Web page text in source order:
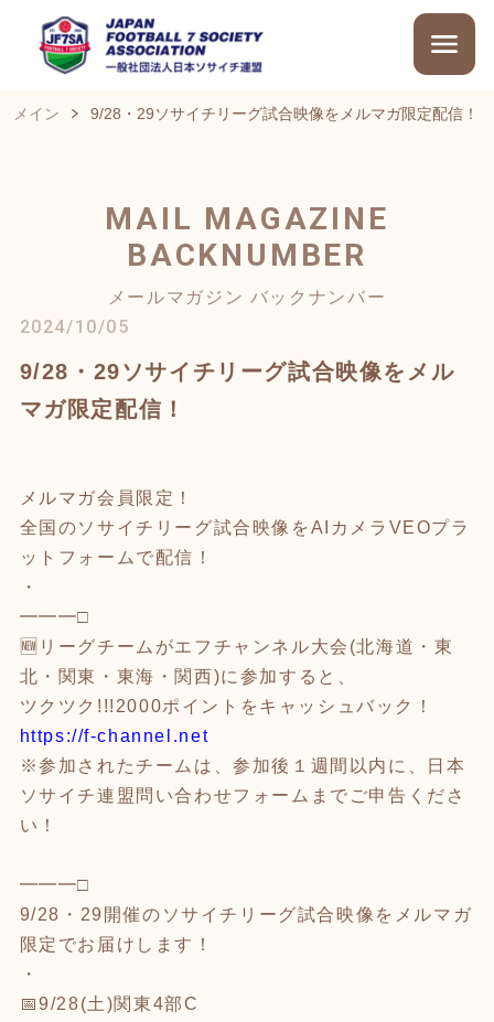
メイン 9/28・29ソサイチリーグ試合映像をメルマガ限定配信！
MAIL MAGAZINE
BACKNUMBER
メールマガジン バックナンバー
2024/10/05
9/28・29ソサイチリーグ試合映像をメル
マガ限定配信！
メルマガ会員限定！
全国のソサイチリーグ試合映像をAIカメラVEOプラ
ットフォームで配信！
・
━━━□
🆕リーグチームがエフチャンネル大会(北海道・東
北・関東・東海・関西)に参加すると、
ツクツク!!!2000ポイントをキャッシュバック！
https://f-channel.net
※参加されたチームは、参加後１週間以内に、日本
ソサイチ連盟問い合わせフォームまでご申告くださ
い！
━━━□
9/28・29開催のソサイチリーグ試合映像をメルマガ
限定でお届けします！
・
📅9/28(土)関東4部C